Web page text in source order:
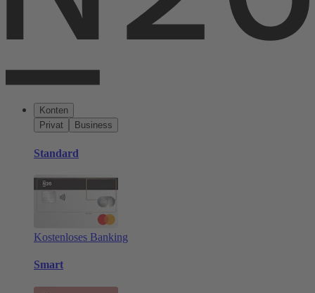
Konten
Privat
Business
Standard
Kostenloses Banking
Smart